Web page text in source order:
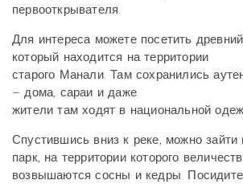
первооткрывателя.
Для интереса можете посетить
который находится на территории
старого Манали. Там сохранились
– дома, сараи и даже
жители там ходят в национальной
Спустившись вниз к реке, можно
парк, на территории которого
возвышаются сосны и кедры.